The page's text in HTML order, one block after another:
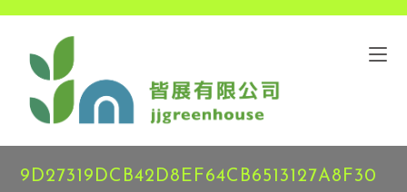
9D27319DCB42D8EF64CB6513127A8F30